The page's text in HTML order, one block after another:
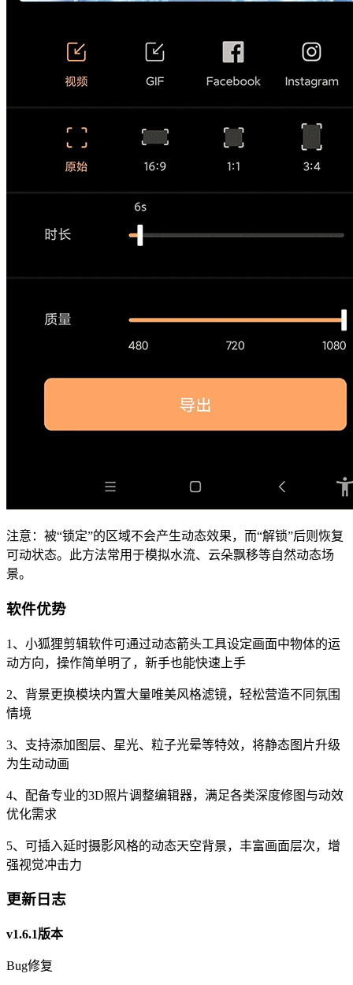
注意：被“锁定”的区域不会产生动态效果，而“解锁”后则恢复
可动状态。此方法常用于模拟水流、云朵飘移等自然动态场
景。
软件优势
1、小狐狸剪辑软件可通过动态箭头工具设定画面中物体的运
动方向，操作简单明了，新手也能快速上手
2、背景更换模块内置大量唯美风格滤镜，轻松营造不同氛围
情境
3、支持添加图层、星光、粒子光晕等特效，将静态图片升级
为生动动画
4、配备专业的3D照片调整编辑器，满足各类深度修图与动效
优化需求
5、可插入延时摄影风格的动态天空背景，丰富画面层次，增
强视觉冲击力
更新日志
v1.6.1版本
Bug修复